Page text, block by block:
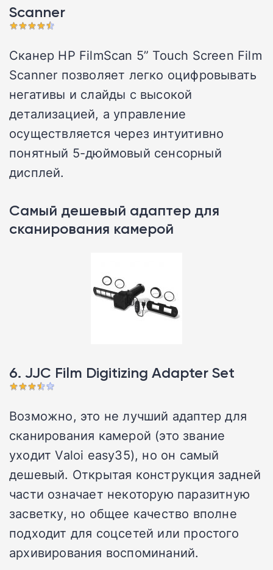
Scanner
Сканер HP FilmScan 5” Touch Screen Film
Scanner позволяет легко оцифровывать
негативы и слайды с высокой
детализацией, а управление
осуществляется через интуитивно
понятный 5-дюймовый сенсорный
дисплей.
Самый дешевый адаптер для
сканирования камерой
6. JJC Film Digitizing Adapter Set
Возможно, это не лучший адаптер для
сканирования камерой (это звание
уходит Valoi easy35), но он самый
дешевый. Открытая конструкция задней
части означает некоторую паразитную
засветку, но общее качество вполне
подходит для соцсетей или простого
архивирования воспоминаний.